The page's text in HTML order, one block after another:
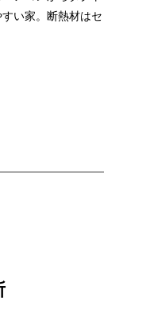
い家。断熱材はセ